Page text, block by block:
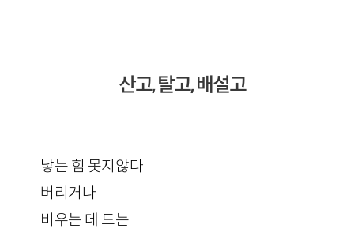
산고, 탈고, 배설고
낳는 힘 못지않다
버리거나
비우는 데 드는